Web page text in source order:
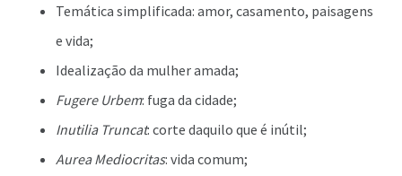
Temática simplificada: amor, casamento, paisagens
e vida;
Idealização da mulher amada;
Fugere Urbem: fuga da cidade;
Inutilia Truncat: corte daquilo que é inútil;
Aurea Mediocritas: vida comum;